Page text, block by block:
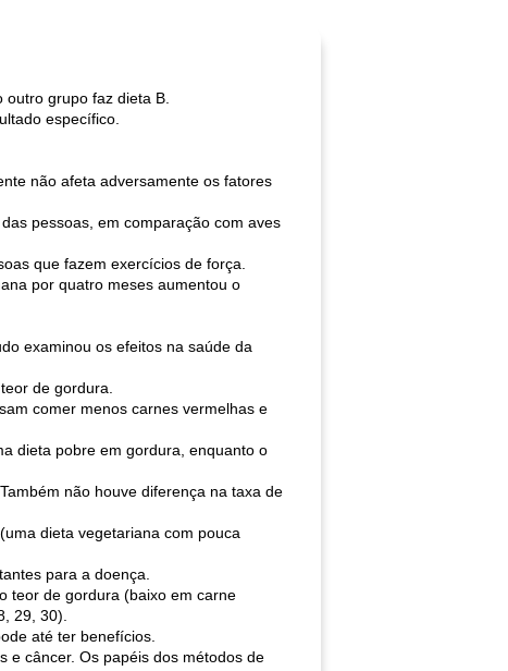
grupo faz dieta B.
específico.
não afeta adversamente os fatores
pessoas, em comparação com aves
que fazem exercícios de força.
por quatro meses aumentou o
examinou os efeitos na saúde da
de gordura.
comer menos carnes vermelhas e
dieta pobre em gordura, enquanto o
não houve diferença na taxa de
dieta vegetariana com pouca
para a doença.
teor de gordura (baixo em carne
29, 30).
até ter benefícios.
e câncer. Os papéis dos métodos de